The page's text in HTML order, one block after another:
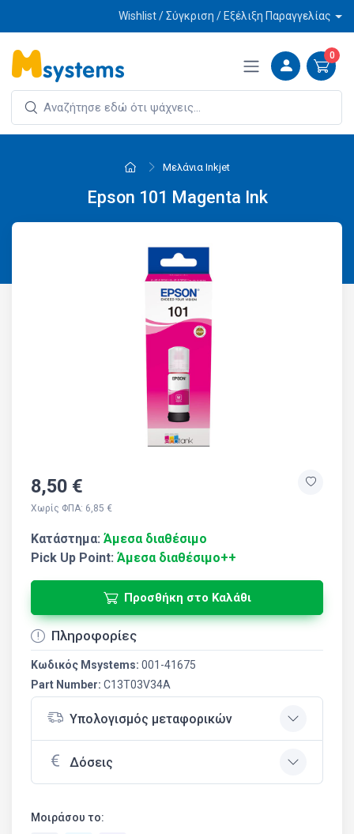
Wishlist / Σύγκριση / Εξέλιξη Παραγγελίας
0
Μελάνια Inkjet
Epson 101 Magenta Ink
8,50 €
Χωρίς ΦΠΑ: 6,85 €
Κατάστημα: Άμεσα διαθέσιμο
Pick Up Point: Άμεσα διαθέσιμο++
Προσθήκη στο Καλάθι
Πληροφορίες
Κωδικός Msystems: 001-41675
Part Number: C13T03V34A
Υπολογισμός μεταφορικών
Δόσεις
Μοιράσου το: